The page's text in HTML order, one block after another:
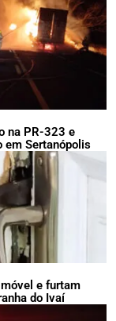
na PR-323 e
Sertanópolis
e furtam
do Ivaí